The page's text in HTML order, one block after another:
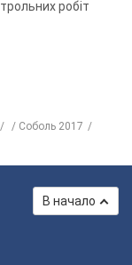
робіт
Соболь 2017
В начало